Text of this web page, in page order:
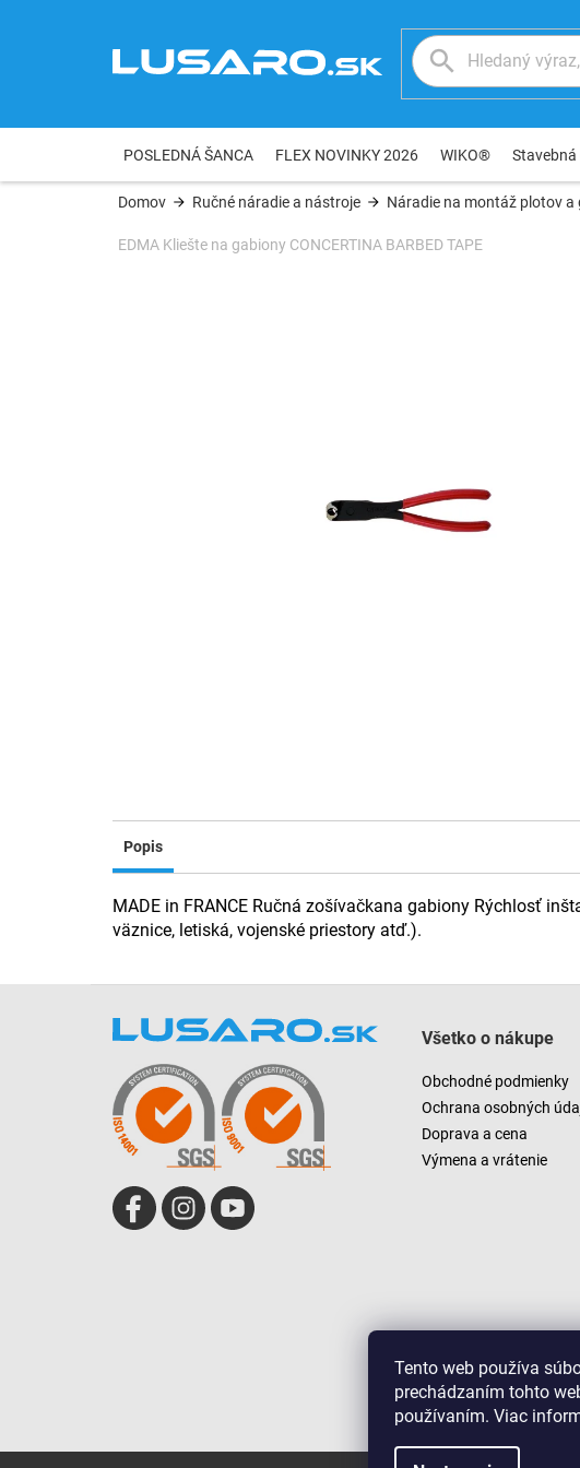
Tento web používa
prechádzaním tohto
používaním. Viac
POSLEDNÁ ŠANCA FLEX NOVINKY 2026 WIKO® Stavebná
Domov Ručné náradie a nástroje Náradie na montáž plotov a
EDMA Kliešte na gabiony CONCERTINA BARBED TAPE
Popis
MADE in FRANCE Ručná zošívačkana gabiony Rýchlosť
väznice, letiská, vojenské priestory atď.).
Všetko o nákupe
Obchodné podmienky
Ochrana osobných
Doprava a cena
Výmena a vrátenie